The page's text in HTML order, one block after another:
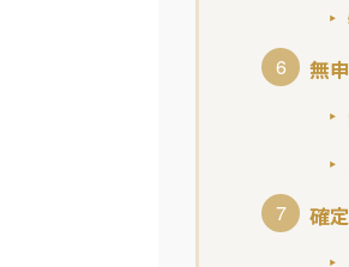
無
確